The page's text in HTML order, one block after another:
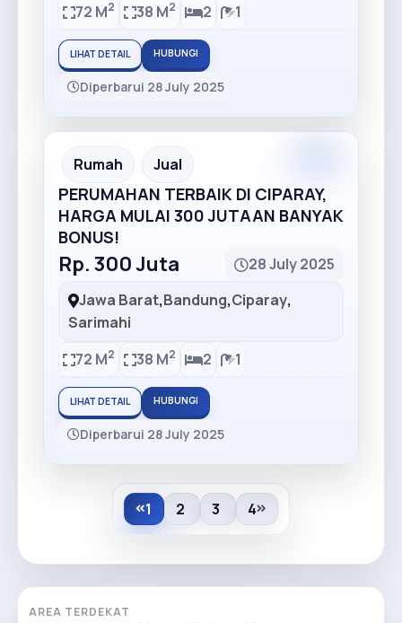
72 M2 38 M2 2 1
LIHAT DETAIL HUBUNGI
Diperbarui 28 July 2025
Recommended
Rumah Jual
PERUMAHAN TERBAIK DI CIPARAY,
HARGA MULAI 300 JUTAAN BANYAK
BONUS!
Rp. 300 Juta
28 July 2025
Jawa Barat,Bandung,Ciparay,
Sarimahi
72 M2 38 M2 2 1
LIHAT DETAIL HUBUNGI
Diperbarui 28 July 2025
1 2 3 4
AREA TERDEKAT